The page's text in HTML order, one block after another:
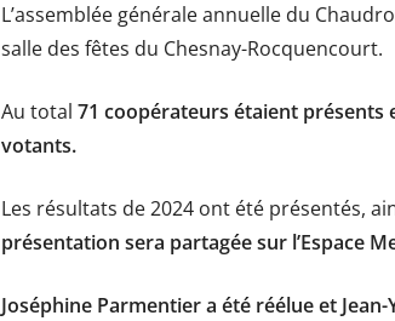
L’assemblée générale annuelle du
salle des fêtes du Chesnay-Rocquencourt.
Au total 71 coopérateurs étaient présents
votants.
Les résultats de 2024 ont été présentés,
présentation sera partagée sur l’Espace
Joséphine Parmentier a été réélue et